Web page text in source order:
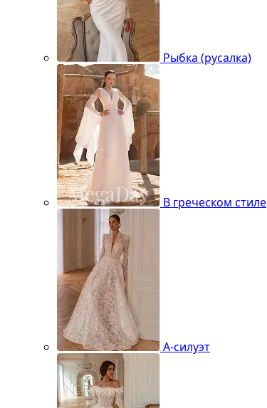
Рыбка (русалка)
В греческом стиле
А-силуэт